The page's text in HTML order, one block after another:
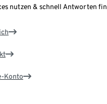
nutzen & schnell Antworten
Konto